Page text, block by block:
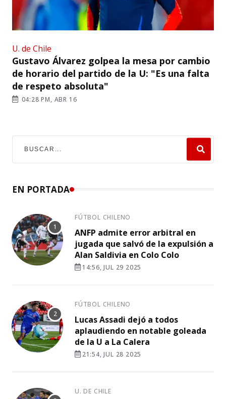
U. de Chile
Gustavo Álvarez golpea la mesa por cambio
de horario del partido de la U: "Es una falta
de respeto absoluta"
04:28 PM, ABR 16
EN PORTADA
FÚTBOL CHILENO
ANFP admite error arbitral en
jugada que salvó de la expulsión a
Alan Saldivia en Colo Colo
14:56, JUL 29 2025
FÚTBOL CHILENO
Lucas Assadi dejó a todos
aplaudiendo en notable goleada
de la U a La Calera
21:54, JUL 28 2025
U. DE CHILE